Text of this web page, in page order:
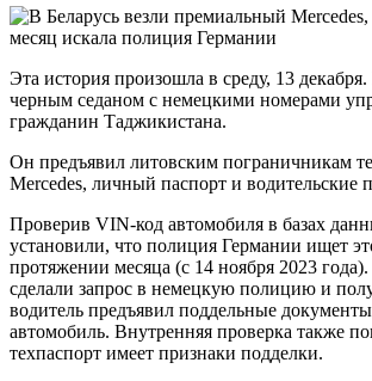
Эта история произошла в среду, 13
черным седаном с немецкими номерами
гражданин Таджикистана.
Он предъявил литовским пограничникам
Mercedes, личный паспорт и водительские
Проверив VIN-код автомобиля в базах
установили, что полиция Германии ищет
протяжении месяца (с 14 ноября 2023
сделали запрос в немецкую полицию и
водитель предъявил поддельные
автомобиль. Внутренняя проверка также
техпаспорт имеет признаки подделки.